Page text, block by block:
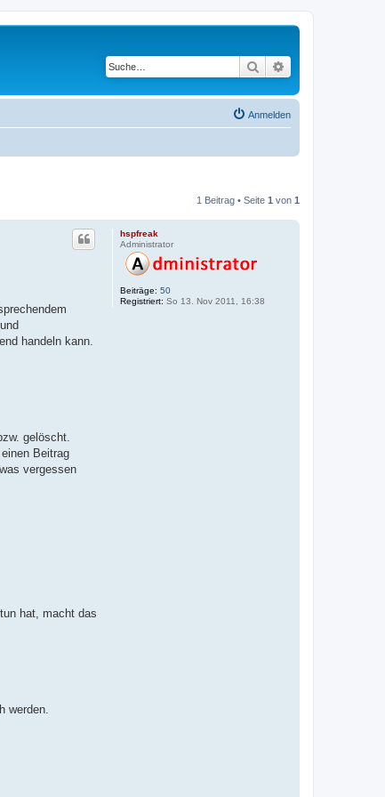
Suche
Anmelden
1 Beitrag • Seite 1 von 1
hspfreak
Administrator
Beiträge: 50
Registriert: So 13. Nov 2011, 16:38
handeln kann.
gelöscht.
Beitrag
vergessen
hat, macht das
werden.